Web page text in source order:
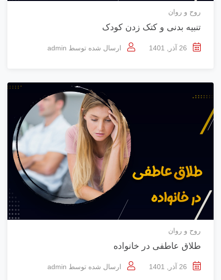
روح و روان
تنبیه بدنی و کتک زدن کودک
26 آذر, 1401 ارسال شده توسط admin
روح و روان
طلاق عاطفی در خانواده
26 آذر, 1401 ارسال شده توسط admin